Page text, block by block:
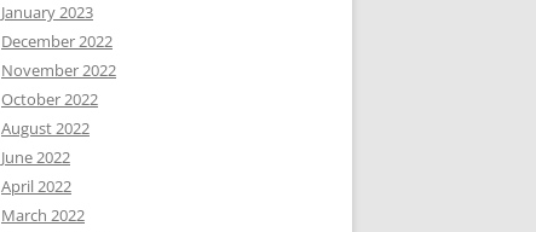
January 2023
December 2022
November 2022
October 2022
August 2022
June 2022
April 2022
March 2022